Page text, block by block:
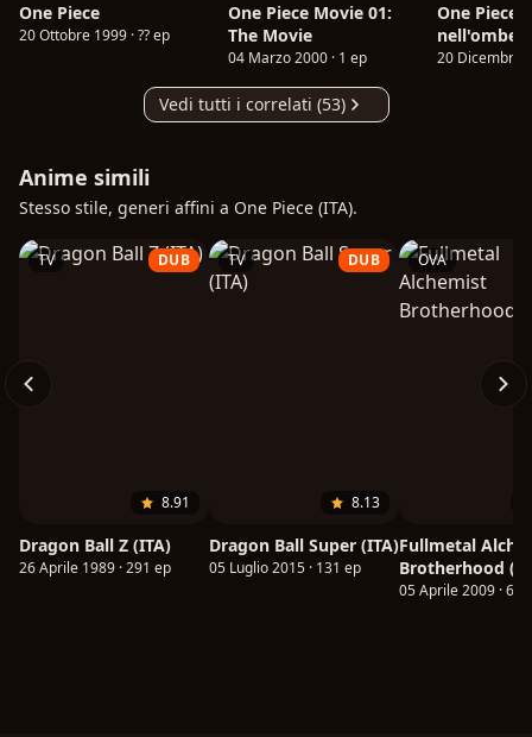
One Piece
20 Ottobre 1999 · ?? ep
One Piece Movie 01:
The Movie
04 Marzo 2000 · 1 ep
One Piece:
dell'oceano
20 Dicembre
Vedi tutti i correlati (53)
Anime simili
Stesso stile, generi affini a One Piece (ITA).
TV DUB
8.91
Dragon Ball Z (ITA)
26 Aprile 1989 · 291 ep
TV DUB
8.13
Dragon Ball Super (ITA)
05 Luglio 2015 · 131 ep
OVA
Fullmetal
Brotherhood
05 Aprile 2009 · 64